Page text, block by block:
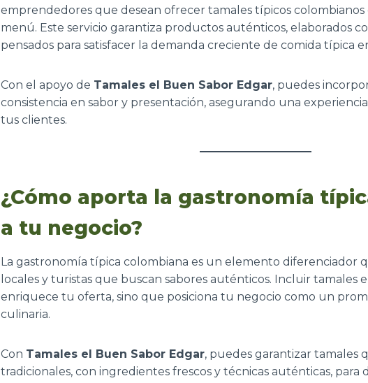
emprendedores que desean ofrecer tamales típicos colombianos
menú. Este servicio garantiza productos auténticos, elaborados
pensados para satisfacer la demanda creciente de comida típica
Con el apoyo de Tamales el Buen Sabor Edgar, puedes
consistencia en sabor y presentación, asegurando una
tus clientes.
¿Cómo aporta la gastronomía
a tu negocio?
La gastronomía típica colombiana es un elemento diferenciador
locales y turistas que buscan sabores auténticos. Incluir tamales
enriquece tu oferta, sino que posiciona tu negocio como un
culinaria.
Con Tamales el Buen Sabor Edgar, puedes garantizar tamales
tradicionales, con ingredientes frescos y técnicas auténticas, para